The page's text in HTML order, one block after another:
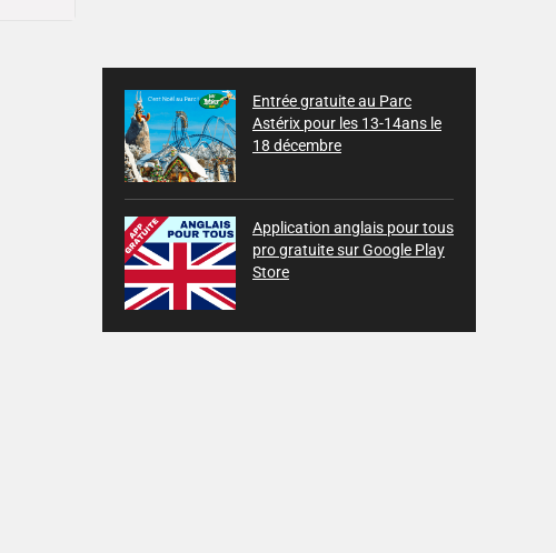
Entrée gratuite au Parc
Astérix pour les 13-14ans le
18 décembre
Application anglais pour tous
pro gratuite sur Google Play
Store